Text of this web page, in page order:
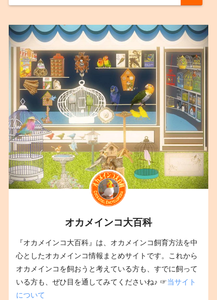
オカメインコ大百科
『オカメインコ大百科』は、オカメインコ飼育方法を中
心としたオカメインコ情報まとめサイトです。これから
オカメインコを飼おうと考えている方も、すでに飼って
いる方も、ぜひ目を通してみてくださいね♪ ☞当サイト
について